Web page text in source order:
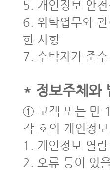
5. 개인정보 안
6. 위탁업무와
한 사항
7. 수탁자가 준
* 정보주체와
① 고객 또는 만
각 호의 개인정
1. 개인정보 열
2. 오류 등이 있